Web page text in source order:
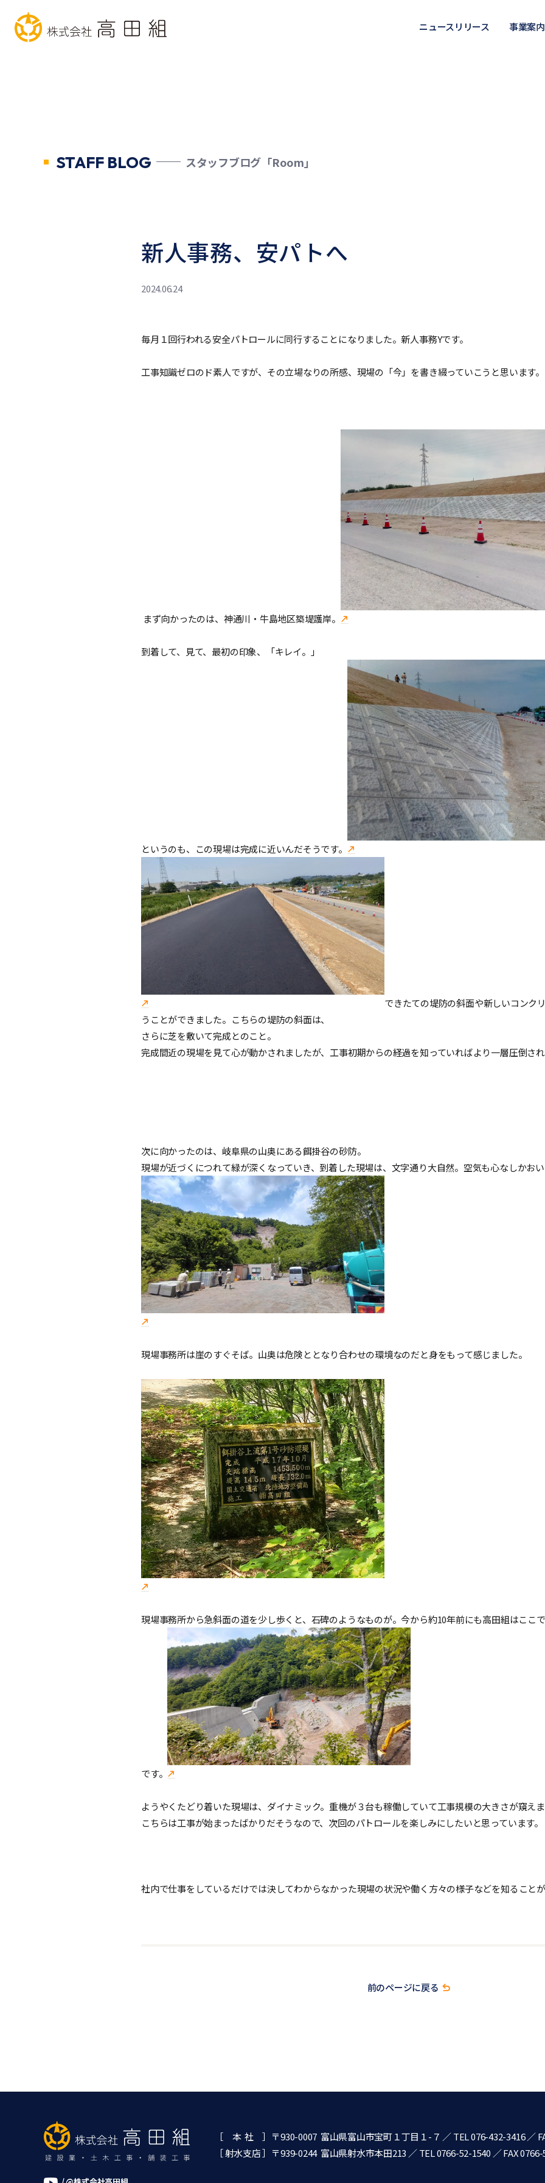
ニュースリリース 事業案内
STAFF BLOG スタッフブログ「Room」
新人事務、安パトへ
2024.06.24
毎月１回行われる安全パトロールに同行することになりました。新人事務Yです。
工事知識ゼロのド素人ですが、その立場なりの所感、現場の「今」を書き綴っていこうと思います。
まず向かったのは、神通川・牛島地区築堤護岸。
到着して、見て、最初の印象、「キレイ。」
というのも、この現場は完成に近いんだそうです。
できたての堤防の斜面や新しいコンク
うことができました。こちらの堤防の斜面は、
さらに芝を敷いて完成とのこと。
完成間近の現場を見て心が動かされましたが、工事初期からの経過を知っていればより一層圧倒され
次に向かったのは、岐阜県の山奥にある餌掛谷の砂防。
現場が近づくにつれて緑が深くなっていき、到着した現場は、文字通り大自然。空気も心なしかおい
現場事務所は崖のすぐそば。山奥は危険ととなり合わせの環境なのだと身をもって感じました。
現場事務所から急斜面の道を少し歩くと、石碑のようなものが。今から約10年前にも高田組はここ
です。
ようやくたどり着いた現場は、ダイナミック。重機が３台も稼働していて工事規模の大きさが窺えま
こちらは工事が始まったばかりだそうなので、次回のパトロールを楽しみにしたいと思っています。
社内で仕事をしているだけでは決してわからなかった現場の状況や働く方々の様子などを知ること
前のページに戻る
［ 本 社 ］ 〒930-0007 富山県富山市宝町１丁目１-７ ／TEL 076-432-3416／
［ 射水支店 ］ 〒939-0244 富山県射水市本田213 ／TEL 0766-52-1540 ／ FAX